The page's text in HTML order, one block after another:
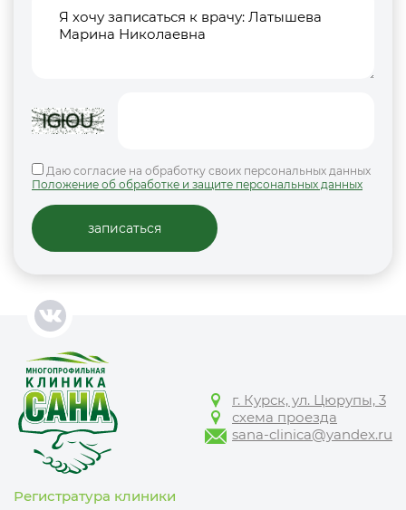
Даю согласие на обработку своих персональных данных
Положение об обработке и защите персональных данных
г. Курск, ул. Цюрупы, 3
схема проезда
sana-clinica@yandex.ru
Регистратура клиники